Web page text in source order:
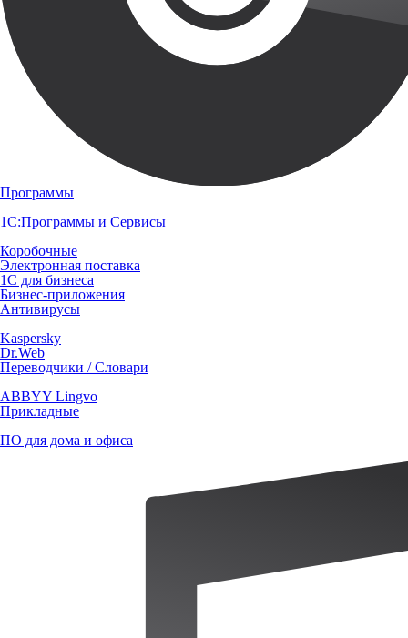
Программы
1С:Программы и Сервисы
Коробочные
Электронная поставка
1С для бизнеса
Бизнес-приложения
Антивирусы
Kaspersky
Dr.Web
Переводчики / Словари
ABBYY Lingvo
Прикладные
ПО для дома и офиса